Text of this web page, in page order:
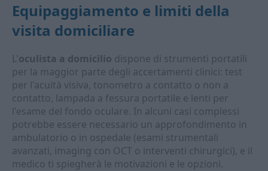
Equipaggiamento e limiti della
visita domiciliare
L'oculista a domicilio dispone di strumenti portatili
per la maggior parte degli accertamenti clinici: test
per l'acuità visiva, tonometro a contatto o non a
contatto, lampada a fessura portatile e lenti per
l'esame del fondo oculare. In alcuni casi complessi
potrebbe essere necessario un approfondimento in
ambulatorio o in ospedale (esami strumentali
avanzati, imaging con OCT o interventi chirurgici), e il
medico ti spiegherà le motivazioni e le opzioni.